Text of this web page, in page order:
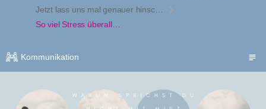
Jetzt lass uns mal genauer hinschauen…
So viel Stress überall…
Kommunikation